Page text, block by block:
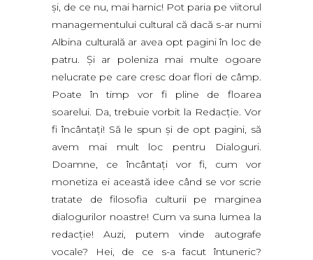
şi, de ce nu, mai harnic! Pot paria pe viitorul
managementului cultural că dacă s-ar numi
Albina culturală ar avea opt pagini în loc de
patru. Şi ar poleniza mai multe ogoare
nelucrate pe care cresc doar flori de câmp.
Poate în timp vor fi pline de floarea
soarelui. Da, trebuie vorbit la Redacţie. Vor
fi încântaţi! Să le spun şi de opt pagini, să
avem mai mult loc pentru Dialoguri.
Doamne, ce încântaţi vor fi, cum vor
monetiza ei această idee când se vor scrie
tratate de filosofia culturii pe marginea
dialogurilor noastre! Cum va suna lumea la
redacţie! Auzi, putem vinde autografe
vocale? Hei, de ce s-a facut întuneric?